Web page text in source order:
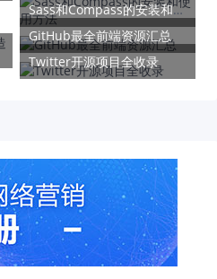
Sass和Compass的安装和使用方法
GitHub最全前端资源汇总
Twitter开源项目全收录